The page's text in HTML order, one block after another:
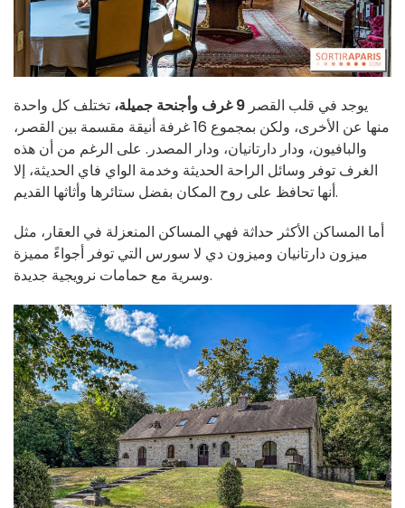
يوجد في قلب القصر 9 غرف وأجنحة جميلة،
تختلف كل واحدة
منها عن الأخرى، ولكن بمجموع 16 غرفة أنيقة مقسمة بين القصر،
والبافيون، ودار دارتانيان، ودار المصدر. على الرغم من أن هذه
الغرف توفر وسائل الراحة الحديثة وخدمة الواي فاي الحديثة، إلا
أنها تحافظ على روح المكان بفضل ستائرها وأثاثها القديم.
أما المساكن الأكثر حداثة فهي المساكن المنعزلة في العقار، مثل
ميزون دارتانيان وميزون دي لا سورس التي توفر أجواءً مميزة
وسرية مع حمامات نرويجية جديدة.